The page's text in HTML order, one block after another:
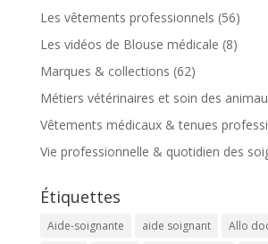
Les vêtements professionnels (56)
Les vidéos de Blouse médicale (8)
Marques & collections (62)
Métiers vétérinaires et soin des
Vêtements médicaux & tenues
Vie professionnelle & quotidien des
Étiquettes
Aide-soignante aide soignant
Allo